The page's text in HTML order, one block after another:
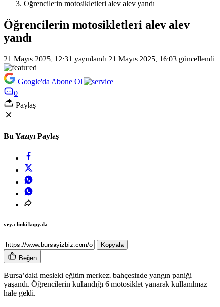
Öğrencilerin motosikletleri alev alev yandı
Öğrencilerin motosikletleri alev alev
yandı
21 Mayıs 2025, 12:31 yayınlandı 21 Mayıs 2025, 16:03 güncellendi
Google'da Abone Ol
0
Paylaş
Bu Yazıyı Paylaş
veya linki kopyala
Kopyala
Beğen
Bursa’daki mesleki eğitim merkezi bahçesinde yangın paniği
yaşandı. Öğrencilerin kullandığı 6 motosiklet yanarak kullanılmaz
hale geldi.